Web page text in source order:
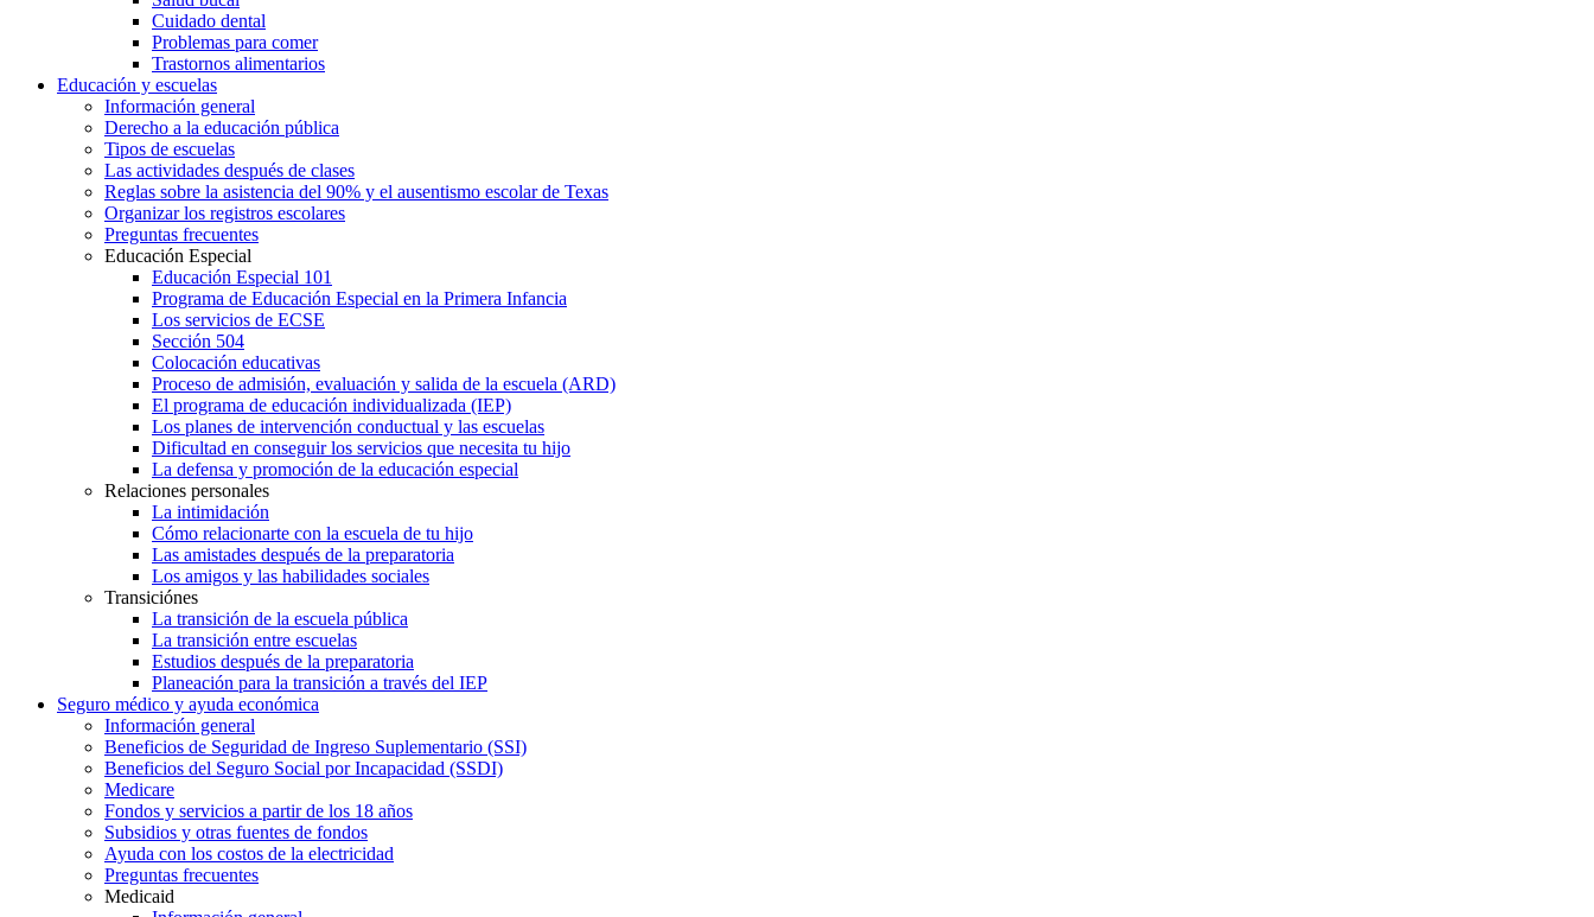
Cuidado dental
Problemas para comer
Trastornos alimentarios
Educación y escuelas
Información general
Derecho a la educación pública
Tipos de escuelas
Las actividades después de clases
Reglas sobre la asistencia del 90% y el ausentismo escolar de Texas
Organizar los registros escolares
Preguntas frecuentes
Educación Especial
Educación Especial 101
Programa de Educación Especial en la Primera Infancia
Los servicios de ECSE
Sección 504
Colocación educativas
Proceso de admisión, evaluación y salida de la escuela (ARD)
El programa de educación individualizada (IEP)
Los planes de intervención conductual y las escuelas
Dificultad en conseguir los servicios que necesita tu hijo
La defensa y promoción de la educación especial
Relaciones personales
La intimidación
Cómo relacionarte con la escuela de tu hijo
Las amistades después de la preparatoria
Los amigos y las habilidades sociales
Transiciónes
La transición de la escuela pública
La transición entre escuelas
Estudios después de la preparatoria
Planeación para la transición a través del IEP
Seguro médico y ayuda económica
Información general
Beneficios de Seguridad de Ingreso Suplementario (SSI)
Beneficios del Seguro Social por Incapacidad (SSDI)
Medicare
Fondos y servicios a partir de los 18 años
Subsidios y otras fuentes de fondos
Ayuda con los costos de la electricidad
Preguntas frecuentes
Medicaid